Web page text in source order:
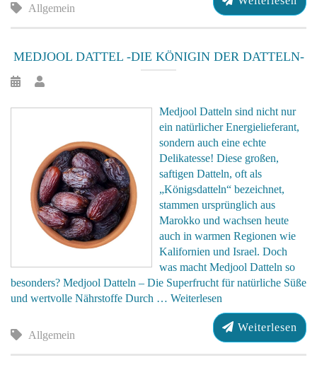
Allgemein
MEDJOOL DATTEL -DIE KÖNIGIN DER DATTELN-
Medjool Datteln sind nicht nur
ein natürlicher Energielieferant,
sondern auch eine echte
Delikatesse! Diese großen,
saftigen Datteln, oft als
„Königsdatteln“ bezeichnet,
stammen ursprünglich aus
Marokko und wachsen heute
auch in warmen Regionen wie
Kalifornien und Israel. Doch
was macht Medjool Datteln so
besonders? Medjool Datteln – Die Superfrucht für natürliche Süße
und wertvolle Nährstoffe Durch … Weiterlesen
Weiterlesen
Allgemein